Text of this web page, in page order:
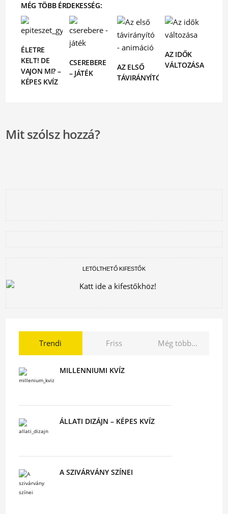
MÉG TÖBB ÉRDEKESSÉG:
ÉLETRE
KELT! DE
VAJON MI? –
KÉPES KVÍZ
CSEREBERE
– JÁTÉK
AZ ELSŐ
TÁVIRÁNYÍTÓ
AZ IDŐK
VÁLTOZÁSA
Mit szólsz hozzá?
LETÖLTHETŐ KIFESTŐK
Trendi Friss Még több...
MILLENNIUMI KVÍZ
ÁLLATI DIZÁJN – KÉPES KVÍZ
A SZIVÁRVÁNY SZÍNEI